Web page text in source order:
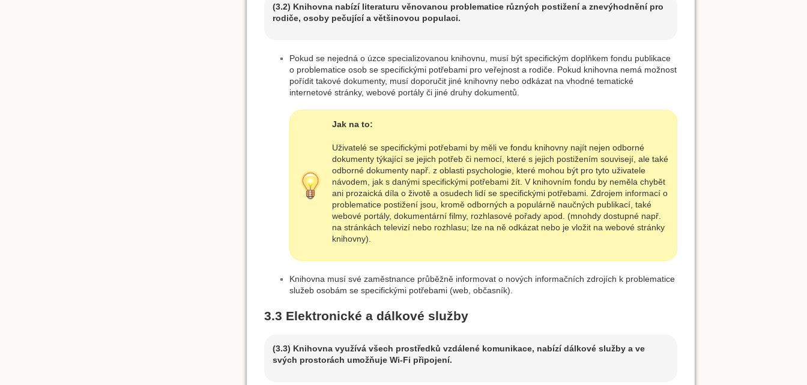
(3.2) Knihovna nabízí literaturu věnovanou problematice různých postižení a znevýhodnění pro
rodiče, osoby pečující a většinovou populaci.
Pokud se nejedná o úzce specializovanou knihovnu, musí být specifickým doplňkem fondu publikace
o problematice osob se specifickými potřebami pro veřejnost a rodiče. Pokud knihovna nemá možnost
pořídit takové dokumenty, musí doporučit jiné knihovny nebo odkázat na vhodné tematické
internetové stránky, webové portály či jiné druhy dokumentů.
Jak na to:
Uživatelé se specifickými potřebami by měli ve fondu knihovny najít nejen odborné
dokumenty týkající se jejich potřeb či nemocí, které s jejich postižením souvisejí, ale také
odborné dokumenty např. z oblasti psychologie, které mohou být pro tyto uživatele
návodem, jak s danými specifickými potřebami žít. V knihovním fondu by neměla chybět
ani prozaická díla o životě a osudech lidí se specifickými potřebami. Zdrojem informací o
problematice postižení jsou, kromě odborných a populárně naučných publikací, také
webové portály, dokumentární filmy, rozhlasové pořady apod. (mnohdy dostupné např.
na stránkách televizí nebo rozhlasu; lze na ně odkázat nebo je vložit na webové stránky
knihovny).
Knihovna musí své zaměstnance průběžně informovat o nových informačních zdrojích k problematice
služeb osobám se specifickými potřebami (web, občasník).
3.3 Elektronické a dálkové služby
(3.3) Knihovna využívá všech prostředků vzdálené komunikace, nabízí dálkové služby a ve
svých prostorách umožňuje Wi-Fi připojení.